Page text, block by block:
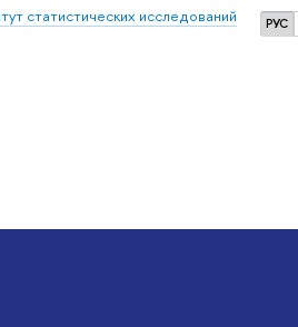
РУС
статистических исследований